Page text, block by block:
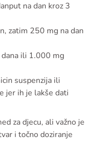
na dan kroz 3
zatim 250 mg na dan
ili 1.000 mg
suspenzija ili
jer ih je lakše dati
za djecu, ali važno je
i točno doziranje